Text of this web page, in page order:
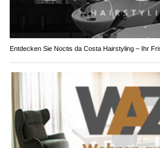
Entdecken Sie Noctis da Costa Hairstyling – Ihr